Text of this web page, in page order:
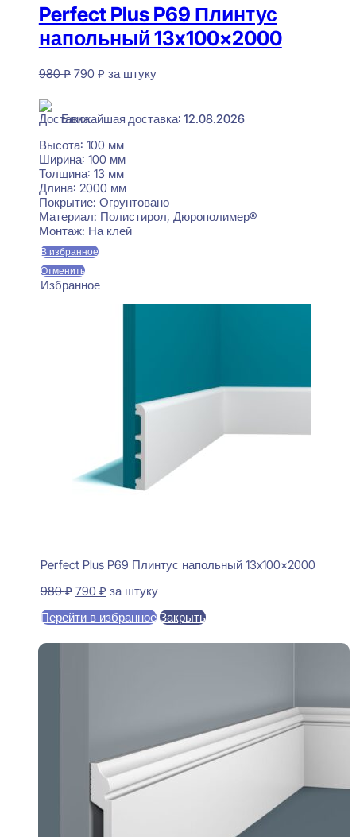
Perfect Plus P69 Плинтус
напольный 13x100x2000
980₽ Первоначальная
980 ₽.
790 ₽Текущая
за штуку
Ближайшая доставка: 12.08.2026
Высота: 100 мм
Ширина: 100 мм
Толщина: 13 мм
Длина: 2000 мм
Покрытие: Огрунтовано
Материал: Полистирол, Дюрополимер®
Монтаж: На клей
В избранное
Отменить
Избранное
Perfect Plus P69 Плинтус напольный 13x100x2000
980₽ Первоначальная
составляла
790 ₽Текущая
790 ₽.
за штуку
Перейти в избранное Закрыть